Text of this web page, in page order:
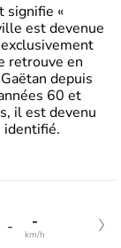
signifie «
est devenue
retrouve en
depuis
60 et
il est devenu
identifié.
- -
km/h